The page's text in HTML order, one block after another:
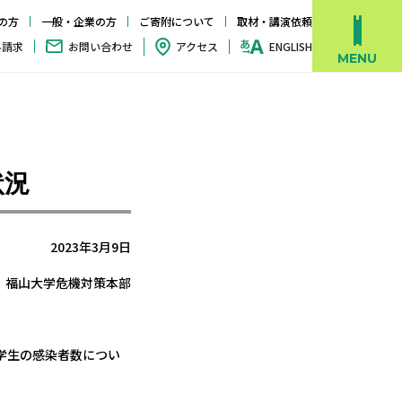
方 一般・企業の方 ご寄附について
取材・講演依頼
求
お問い合わせ アクセス ENGLISH
2023年3月9日
福山大学危機対策本部
生の感染者数につい